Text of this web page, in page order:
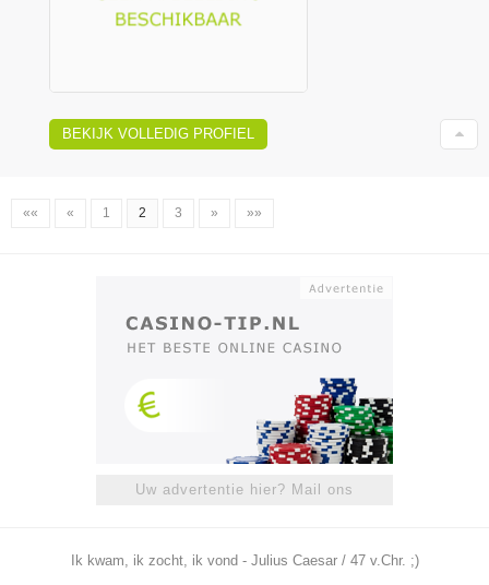
BEKIJK VOLLEDIG PROFIEL
«« « 1 2 3 » »»
Uw advertentie hier? Mail ons
Ik kwam, ik zocht, ik vond - Julius Caesar / 47 v.Chr. ;)